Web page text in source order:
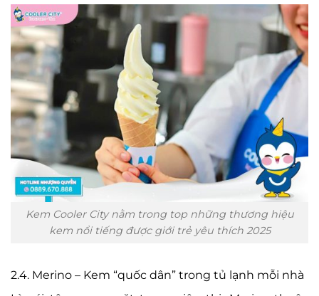
Kem Cooler City nằm trong top những thương hiệu
kem nổi tiếng được giới trẻ yêu thích 2025
2.4. Merino – Kem “quốc dân” trong tủ lạnh mỗi nhà